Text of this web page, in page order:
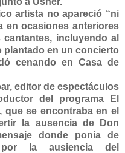
artista no apareció “ni
en ocasiones anteriores
incluyendo al
plantado en un concierto
cenando en Casa de
editor de espectáculos
del programa El
que se encontraba en el
la ausencia de Don
donde ponía de
la ausiencia del